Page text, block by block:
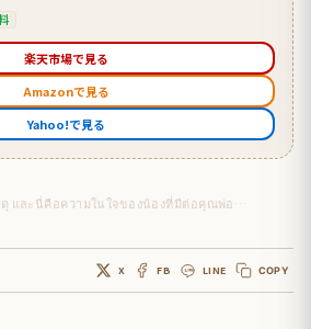
楽天市場で見る
Amazonで見る
Yahoo!で見る
และนี่คือความในใจของน้องที่มีต่อคุณพ่อ…
X FB LINE COPY